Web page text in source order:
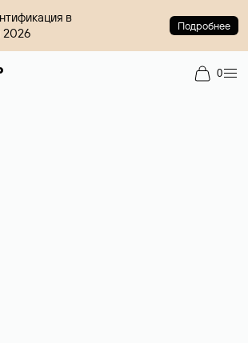
в
2026
Подробнее
0